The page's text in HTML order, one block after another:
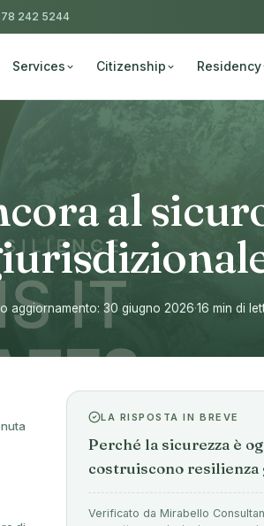
78 242 5244
Services Citizenship Residency
al
aggiornamento: 30 giugno 2026·16 min di
LA RISPOSTA IN BREVE
Perché la sicurezza è
costruiscono
Verificato da Mirabello